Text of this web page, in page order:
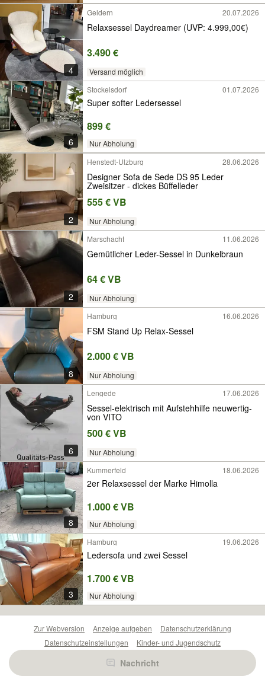
4
Geldern 20.07.2026
Relaxsessel Daydreamer (UVP: 4.999,00€)
3.490 €
Versand möglich
6
Stockelsdorf 01.07.2026
Super softer Ledersessel
899 €
Nur Abholung
2
Henstedt-Ulzburg 28.06.2026
Designer Sofa de Sede DS 95 Leder
Zweisitzer - dickes Büffelleder
555 € VB
Nur Abholung
2
Marschacht 11.06.2026
Gemütlicher Leder-Sessel in Dunkelbraun
64 € VB
Nur Abholung
8
Hamburg 16.06.2026
FSM Stand Up Relax-Sessel
2.000 € VB
Nur Abholung
6
Lengede 17.06.2026
Sessel-elektrisch mit Aufstehhilfe neuwertig-
von VITO
500 € VB
Nur Abholung
8
Kummerfeld 18.06.2026
2er Relaxsessel der Marke Himolla
1.000 € VB
Nur Abholung
3
Hamburg 19.06.2026
Ledersofa und zwei Sessel
1.700 € VB
Nur Abholung
Nachricht
Zur Webversion Anzeige aufgeben
Datenschutzerklärung
Datenschutzeinstellungen
Kinder- und Jugendschutz
Barrierefreiheitserklärung